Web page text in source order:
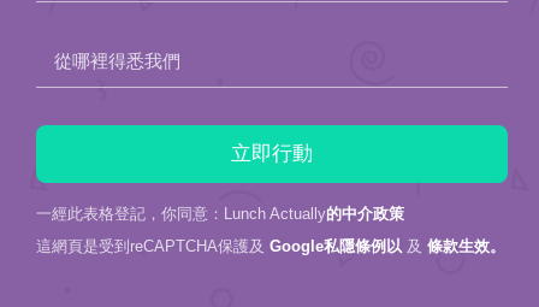
從哪裡得悉我們
一經此表格登記，你同意：Lunch Actually的中介政策
這網頁是受到reCAPTCHA保護及 Google私隱條例以 及 條款生效。